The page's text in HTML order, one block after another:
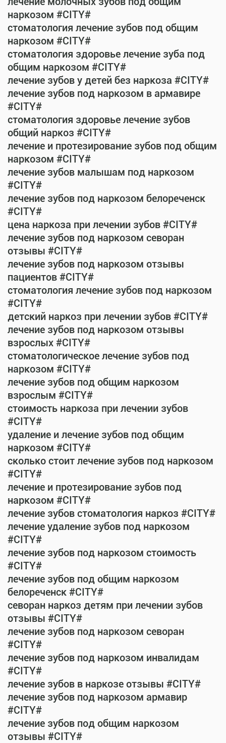
наркозом #CITY#
стоматология лечение зубов под общим
наркозом #CITY#
стоматология здоровье лечение зуба под
общим наркозом #CITY#
лечение зубов у детей без наркоза #CITY#
лечение зубов под наркозом в армавире
#CITY#
стоматология здоровье лечение зубов
общий наркоз #CITY#
лечение и протезирование зубов под общим
наркозом #CITY#
лечение зубов малышам под наркозом
#CITY#
лечение зубов под наркозом белореченск
#CITY#
цена наркоза при лечении зубов #CITY#
лечение зубов под наркозом севоран
отзывы #CITY#
лечение зубов под наркозом отзывы
пациентов #CITY#
стоматология лечение зубов под наркозом
#CITY#
детский наркоз при лечении зубов #CITY#
лечение зубов под наркозом отзывы
взрослых #CITY#
стоматологическое лечение зубов под
наркозом #CITY#
лечение зубов под общим наркозом
взрослым #CITY#
стоимость наркоза при лечении зубов
#CITY#
удаление и лечение зубов под общим
наркозом #CITY#
сколько стоит лечение зубов под наркозом
#CITY#
лечение и протезирование зубов под
наркозом #CITY#
лечение зубов стоматология наркоз #CITY#
лечение удаление зубов под наркозом
#CITY#
лечение зубов под наркозом стоимость
#CITY#
лечение зубов под общим наркозом
белореченск #CITY#
севоран наркоз детям при лечении зубов
отзывы #CITY#
лечение зубов под наркозом севоран
#CITY#
лечение зубов под наркозом инвалидам
#CITY#
лечение зубов в наркозе отзывы #CITY#
лечение зубов под наркозом армавир
#CITY#
лечение зубов под общим наркозом
отзывы #CITY#